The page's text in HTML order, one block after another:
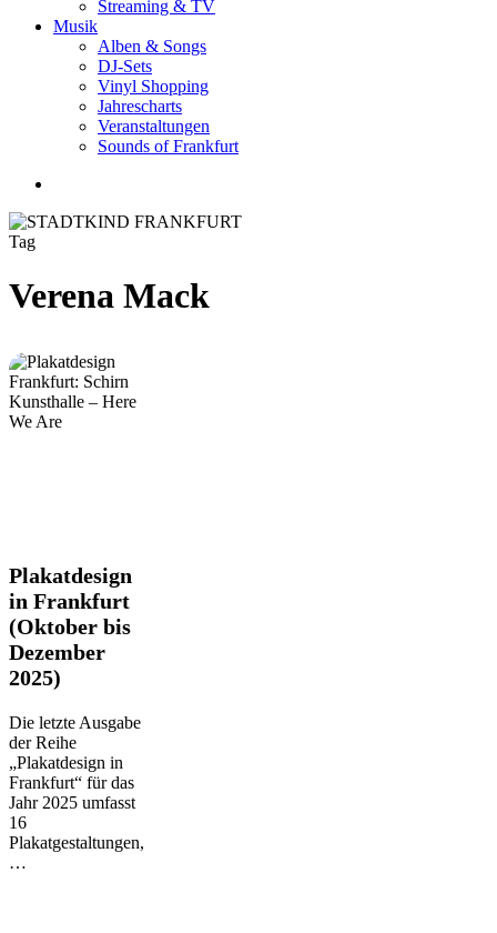
Streaming & TV
Musik
Alben & Songs
DJ-Sets
Vinyl Shopping
Jahrescharts
Veranstaltungen
Sounds of Frankfurt
Tag
Verena Mack
Plakatdesign
in
Frankfurt
(Oktober
bis
Dezember
2025)
Plakatdesign
in Frankfurt
(Oktober bis
Dezember
2025)
Die letzte Ausgabe
der Reihe
„Plakatdesign in
Frankfurt“ für das
Jahr 2025 umfasst
16
Plakatgestaltungen,
…